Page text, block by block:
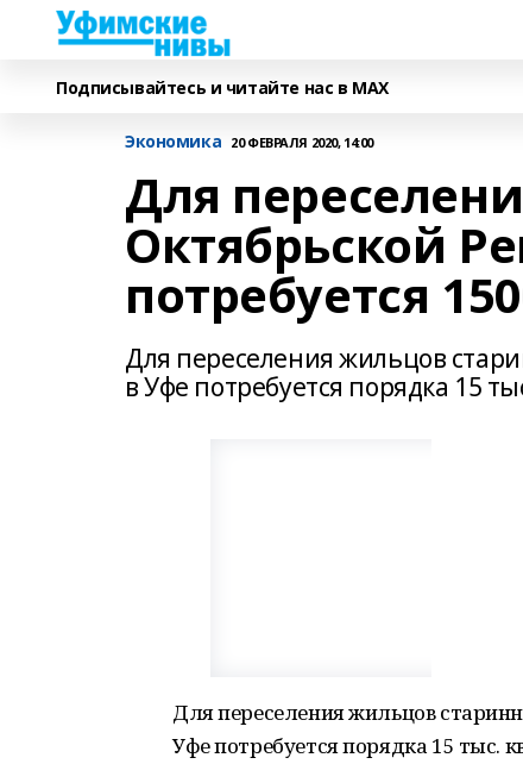
Подписывайтесь и читайте нас в MAX
Экономика 20 ФЕВРАЛЯ 2020, 14:00
Для
Октябрьской
потребуется
Для переселения жильцов
в Уфе потребуется порядка 15
Для переселения жильцов
Уфе потребуется порядка 15 тыс.